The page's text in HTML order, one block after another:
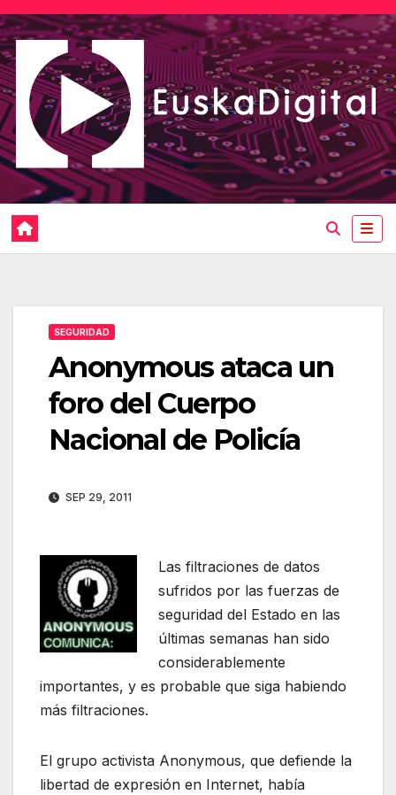
Saltar
al
contenido
SEGURIDAD
Anonymous ataca un
foro del Cuerpo
Nacional de Policía
SEP 29, 2011
Las filtraciones de datos
sufridos por las fuerzas de
seguridad del Estado en las
últimas semanas han sido
considerablemente
importantes, y es probable que siga habiendo
más filtraciones.
El grupo activista Anonymous, que defiende la
libertad de expresión en Internet, había